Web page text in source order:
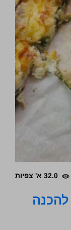
32.0 א' צפיות